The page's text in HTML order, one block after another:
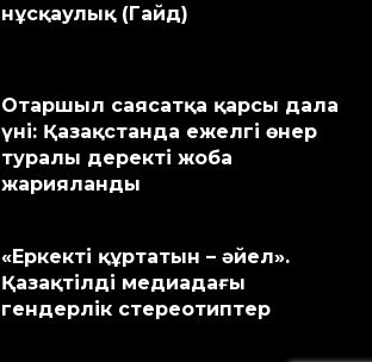
нұсқаулық (Гайд)
Отаршыл саясатқа қарсы дала
үні: Қазақстанда ежелгі өнер
туралы деректі жоба
жарияланды
«Еркекті құртатын – әйел».
Қазақтілді медиадағы
гендерлік стереотиптер